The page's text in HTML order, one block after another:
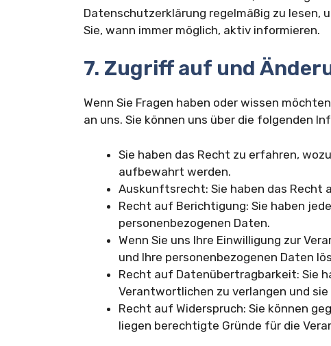
Datenschutzerklärung regelmäßig zu lesen,
Sie, wann immer möglich, aktiv informieren.
7. Zugriff auf und
Wenn Sie Fragen haben oder wissen
an uns. Sie können uns über die folgenden
Sie haben das Recht zu erfahren,
aufbewahrt werden.
Auskunftsrecht: Sie haben das Recht
Recht auf Berichtigung: Sie haben
personenbezogenen Daten.
Wenn Sie uns Ihre Einwilligung zur
und Ihre personenbezogenen Daten
Recht auf Datenübertragbarkeit: Sie
Verantwortlichen zu verlangen und
Recht auf Widerspruch: Sie können
liegen berechtigte Gründe für die